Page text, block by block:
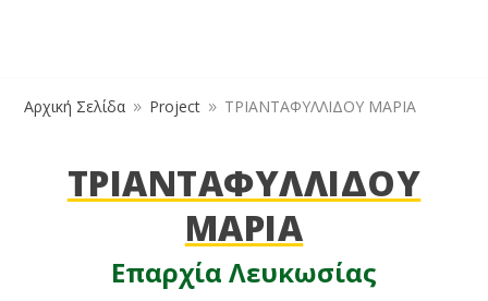
Αρχική Σελίδα 9 Project 9 ΤΡΙΑΝΤΑΦΥΛΛΙΔΟΥ ΜΑΡΙΑ
ΤΡΙΑΝΤΑΦΥΛΛΙΔΟΥ
ΜΑΡΙΑ
Επαρχία Λευκωσίας